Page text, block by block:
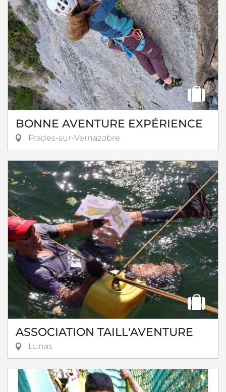
BONNE AVENTURE EXPÉRIENCE
Prades-sur-Vernazobre
ASSOCIATION TAILL'AVENTURE
Lunas